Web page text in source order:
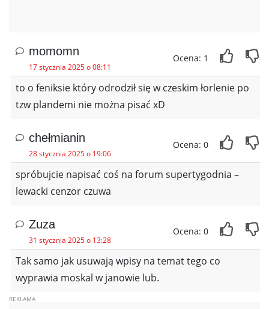
momomn
17 stycznia 2025 o 08:11
Ocena: 1
to o feniksie który odrodził się w czeskim łorlenie po
tzw plandemi nie można pisać xD
chełmianin
28 stycznia 2025 o 19:06
Ocena: 0
spróbujcie napisać coś na forum supertygodnia –
lewacki cenzor czuwa
Zuza
31 stycznia 2025 o 13:28
Ocena: 0
Tak samo jak usuwają wpisy na temat tego co
wyprawia moskal w janowie lub.